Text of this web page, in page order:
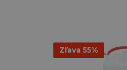
Zľava 55%